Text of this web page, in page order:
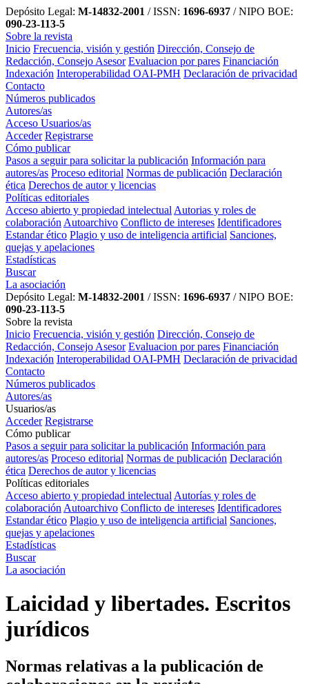
Depósito Legal: M-14832-2001 / ISSN: 1696-6937 / NIPO BOE:
090-23-113-5
Sobre la revista
Inicio Frecuencia, visión y gestión Dirección, Consejo de
Redacción, Consejo Asesor Evaluacion por pares Financiación
Indexación Interoperabilidad OAI-PMH Declaración de privacidad
Contacto
Números publicados
Autores/as
Acceso Usuarios/as
Acceder Registrarse
Cómo publicar
Pasos a seguir para solicitar la publicación Información para
autores/as Proceso editorial Normas de publicación Declaración
ética Derechos de autor y licencias
Políticas editoriales
Acceso abierto y propiedad intelectual Autorias y roles de
colaboración Autoarchivo Conflicto de intereses Identificadores
Estandar ético Plagio y uso de inteligencia artificial Sanciones,
quejas y apelaciones
Estadísticas
Buscar
La asociación
Depósito Legal: M-14832-2001 / ISSN: 1696-6937 / NIPO BOE:
090-23-113-5
Sobre la revista
Inicio Frecuencia, visión y gestión Dirección, Consejo de
Redacción, Consejo Asesor Evaluacion por pares Financiación
Indexación Interoperabilidad OAI-PMH Declaración de privacidad
Contacto
Números publicados
Autores/as
Usuarios/as
Acceder Registrarse
Cómo publicar
Pasos a seguir para solicitar la publicación Información para
autores/as Proceso editorial Normas de publicación Declaración
ética Derechos de autor y licencias
Políticas editoriales
Acceso abierto y propiedad intelectual Autorías y roles de
colaboración Autoarchivo Conflicto de intereses Identificadores
Estandar ético Plagio y uso de inteligencia artificial Sanciones,
quejas y apelaciones
Estadísticas
Buscar
La asociación
Laicidad y libertades. Escritos
jurídicos
Normas relativas a la publicación de